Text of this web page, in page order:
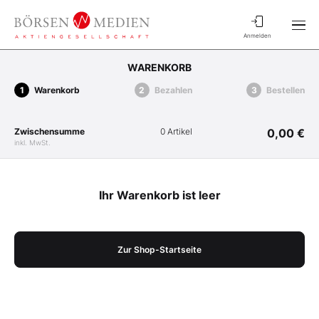
Anmelden
WARENKORB
Warenkorb Bezahlen Bestellen
Zwischensumme
inkl. MwSt.
0 Artikel 0,00 €
Ihr Warenkorb ist leer
Zur Shop-Startseite